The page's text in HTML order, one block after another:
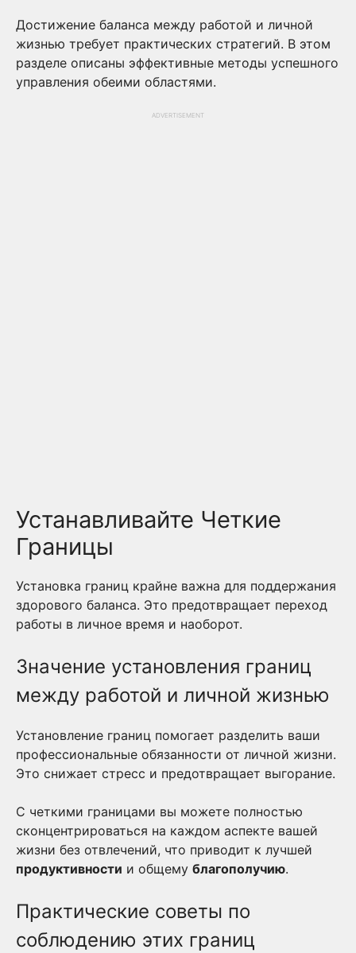
Достижение баланса между работой и личной
жизнью требует практических стратегий. В этом
разделе описаны эффективные методы успешного
управления обеими областями.
ADVERTISEMENT
Устанавливайте Четкие
Границы
Установка границ крайне важна для поддержания
здорового баланса. Это предотвращает переход
работы в личное время и наоборот.
Значение установления границ
между работой и личной жизнью
Установление границ помогает разделить ваши
профессиональные обязанности от личной жизни.
Это снижает стресс и предотвращает выгорание.
С четкими границами вы можете полностью
сконцентрироваться на каждом аспекте вашей
жизни без отвлечений, что приводит к лучшей
продуктивности и общему благополучию.
Практические советы по
соблюдению этих границ